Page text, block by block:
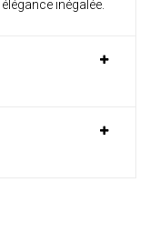
inégalée.